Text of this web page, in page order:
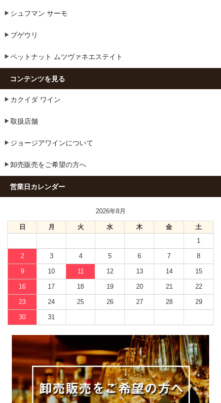
シュフマン サーモ
ブゲウリ
ペットナット ムツヴァネエステイト
コンテンツを見る
カクイダ ワイン
取扱店舗
ジョージアワインについて
卸売販売をご希望の方へ
営業日カレンダー
2026年8月
日 月 火 水 木 金
土
1
2 3 4 5 6 7 8
9 10 11 12 13 14 15
16 17 18 19 20 21 22
23 24 25 26 27 28 29
30 31